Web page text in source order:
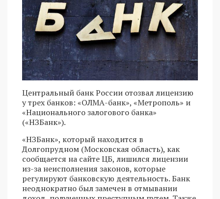
Центральный банк России отозвал лицензию
у трех банков: «ОЛМА-банк», «Метрополь» и
«Национального залогового банка»
(«НЗБанк»).
«НЗБанк», который находится в
Долгопрудном (Московская область), как
сообщается на сайте ЦБ, лишился лицензии
из-за неисполнения законов, которые
регулируют банковскую деятельность. Банк
неоднократно был замечен в отмывании